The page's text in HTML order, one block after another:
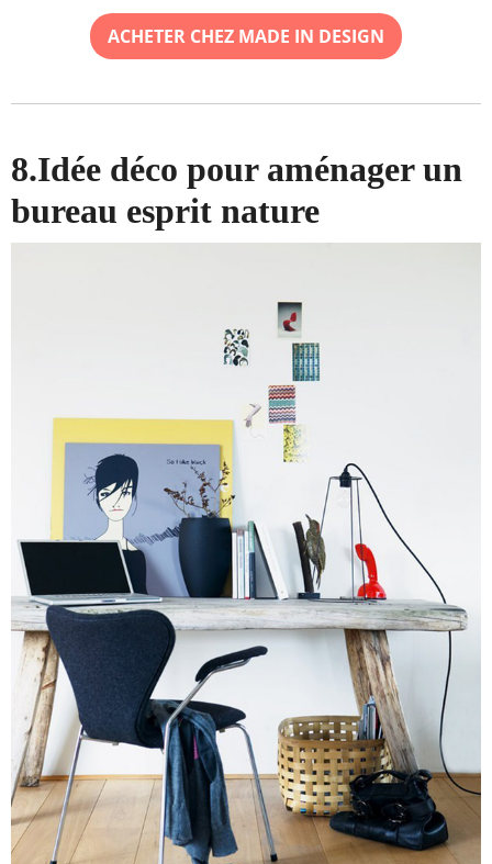
ACHETER CHEZ MADE IN DESIGN
8.Idée déco pour aménager un
bureau esprit nature